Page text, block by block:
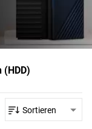
(HDD)
Sortieren